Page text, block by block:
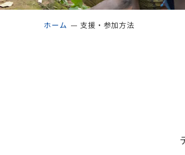
ホーム 支援・参加方法